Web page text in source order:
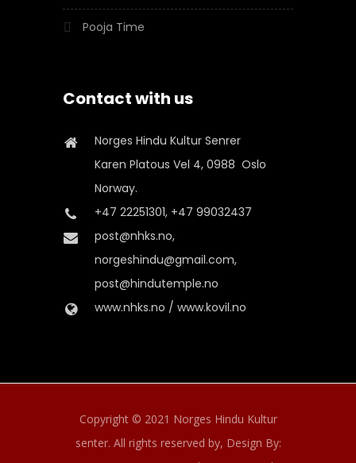
Pooja Time
Contact with us
Norges Hindu Kultur Senrer
Karen Platous Vel 4, 0988 Oslo
Norway.
+47 22251301, +47 99032437
post@nhks.no,
norgeshindu@gmail.com,
post@hindutemple.no
www.nhks.no / www.kovil.no
Copyright © 2021 Norges Hindu Kultur
senter. All rights reserved by, Design By: